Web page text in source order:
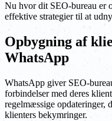
Nu hvor dit SEO-bureau er
effektive strategier til at
Opbygning af
WhatsApp
WhatsApp giver SEO-
forbindelser med deres
regelmæssige opdateringer,
klienters bekymringer.